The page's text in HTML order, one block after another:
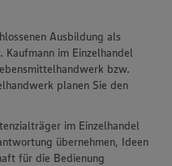
Ausbildung als
Kaufmann im Einzelhandel
bzw.
planen Sie den
im Einzelhandel
übernehmen, Ideen
für die Bedienung